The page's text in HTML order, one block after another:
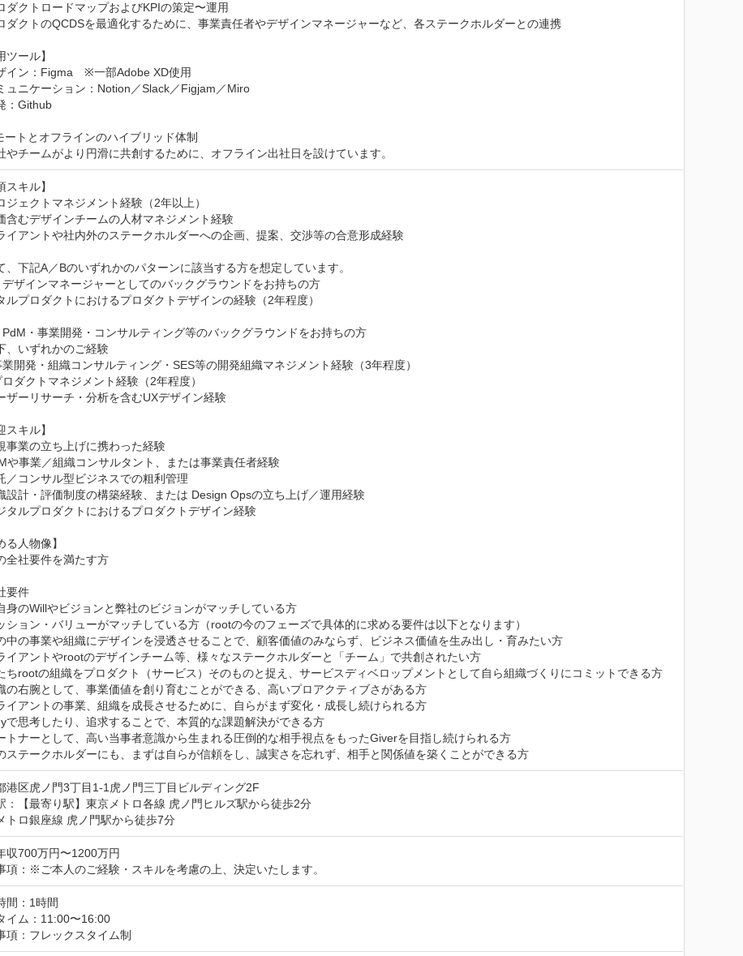
ダクトロードマップおよびKPIの策定〜運用
ダクトのQCDSを最適化するために、事業責任者やデザインマネージャーなど、各ステークホルダーとの連携
ツール】
イン：Figma　※一部Adobe XD使用
ュニケーション：Notion／Slack／Figjam／Miro
：Github
トとオフラインのハイブリッド体制
やチームがより円滑に共創するために、オフライン出社日を設けています。
スキル】
ジェクトマネジメント経験（2年以上）
含むデザインチームの人材マネジメント経験
イアントや社内外のステークホルダーへの企画、提案、交渉等の合意形成経験
、下記A／Bのいずれかのパターンに該当する方を想定しています。
デザインマネージャーとしてのバックグラウンドをお持ちの方
ルプロダクトにおけるプロダクトデザインの経験（2年程度）
PdM・事業開発・コンサルティング等のバックグラウンドをお持ちの方
、いずれかのご経験
開発・組織コンサルティング・SES等の開発組織マネジメント経験（3年程度）
ダクトマネジメント経験（2年程度）
ザーリサーチ・分析を含むUXデザイン経験
スキル】
事業の立ち上げに携わった経験
や事業／組織コンサルタント、または事業責任者経験
／コンサル型ビジネスでの粗利管理
設計・評価制度の構築経験、または Design Opsの立ち上げ／運用経験
タルプロダクトにおけるプロダクトデザイン経験
る人物像】
全社要件を満たす方
要件
身のWillやビジョンと弊社のビジョンがマッチしている方
ション・バリューがマッチしている方（rootの今のフェーズで具体的に求める要件は以下となります）
中の事業や組織にデザインを浸透させることで、顧客価値のみならず、ビジネス価値を生み出し・育みたい方
イアントやrootのデザインチーム等、様々なステークホルダーと「チーム」で共創されたい方
ちrootの組織をプロダクト（サービス）そのものと捉え、サービスディベロップメントとして自ら組織づくりにコミットできる方
の右腕として、事業価値を創り育むことができる、高いプロアクティブさがある方
イアントの事業、組織を成長させるために、自らがまず変化・成長し続けられる方
で思考したり、追求することで、本質的な課題解決ができる方
トナーとして、高い当事者意識から生まれる圧倒的な相手視点をもったGiverを目指し続けられる方
ステークホルダーにも、まずは自らが信頼をし、誠実さを忘れず、相手と関係値を築くことができる方
港区虎ノ門3丁目1-1虎ノ門三丁目ビルディング2F
：【最寄り駅】東京メトロ各線 虎ノ門ヒルズ駅から徒歩2分
トロ銀座線 虎ノ門駅から徒歩7分
収700万円〜1200万円
項：※ご本人のご経験・スキルを考慮の上、決定いたします。
間：1時間
イム：11:00〜16:00
項：フレックスタイム制